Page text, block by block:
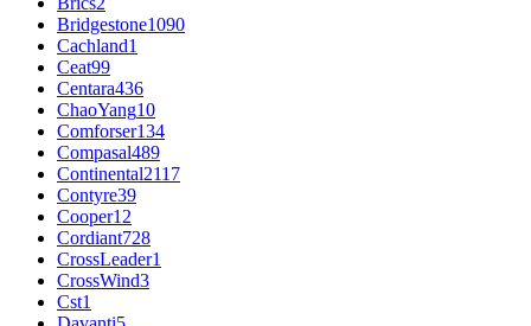
Bridgestone1090
Cachland1
Ceat99
Centara436
ChaoYang10
Comforser134
Compasal489
Continental2117
Contyre39
Cooper12
Cordiant728
CrossLeader1
CrossWind3
Cst1